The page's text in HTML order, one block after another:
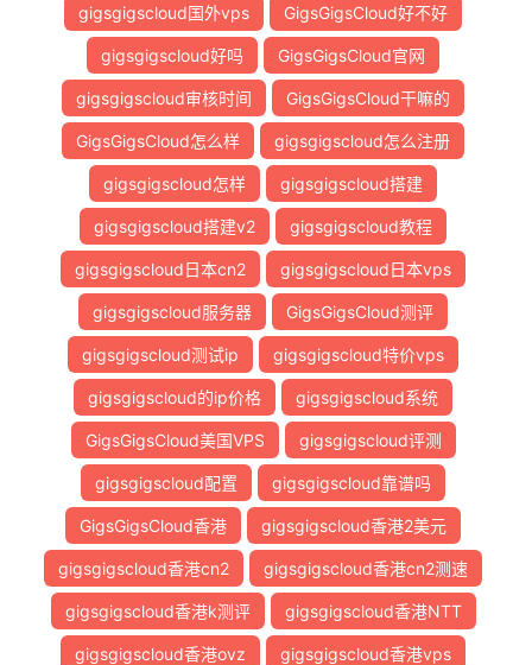
gigsgigscloud国外vps GigsGigsCloud好不好
gigsgigscloud好吗 GigsGigsCloud官网
gigsgigscloud审核时间 GigsGigsCloud干嘛的
GigsGigsCloud怎么样 gigsgigscloud怎么注册
gigsgigscloud怎样 gigsgigscloud搭建
gigsgigscloud搭建v2 gigsgigscloud教程
gigsgigscloud日本cn2 gigsgigscloud日本vps
gigsgigscloud服务器 GigsGigsCloud测评
gigsgigscloud测试ip gigsgigscloud特价vps
gigsgigscloud的ip价格 gigsgigscloud系统
GigsGigsCloud美国VPS gigsgigscloud评测
gigsgigscloud配置 gigsgigscloud靠谱吗
GigsGigsCloud香港 gigsgigscloud香港2美元
gigsgigscloud香港cn2 gigsgigscloud香港cn2测速
gigsgigscloud香港k测评 gigsgigscloud香港NTT
gigsgigscloud香港ovz gigsgigscloud香港vps